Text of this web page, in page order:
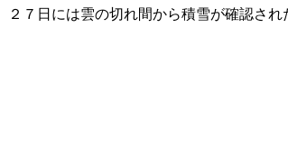
２７日には雲の切れ間から積雪が確認さ